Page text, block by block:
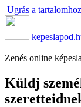
Ugrás a tartalomhoz
Zenés online
Küldj